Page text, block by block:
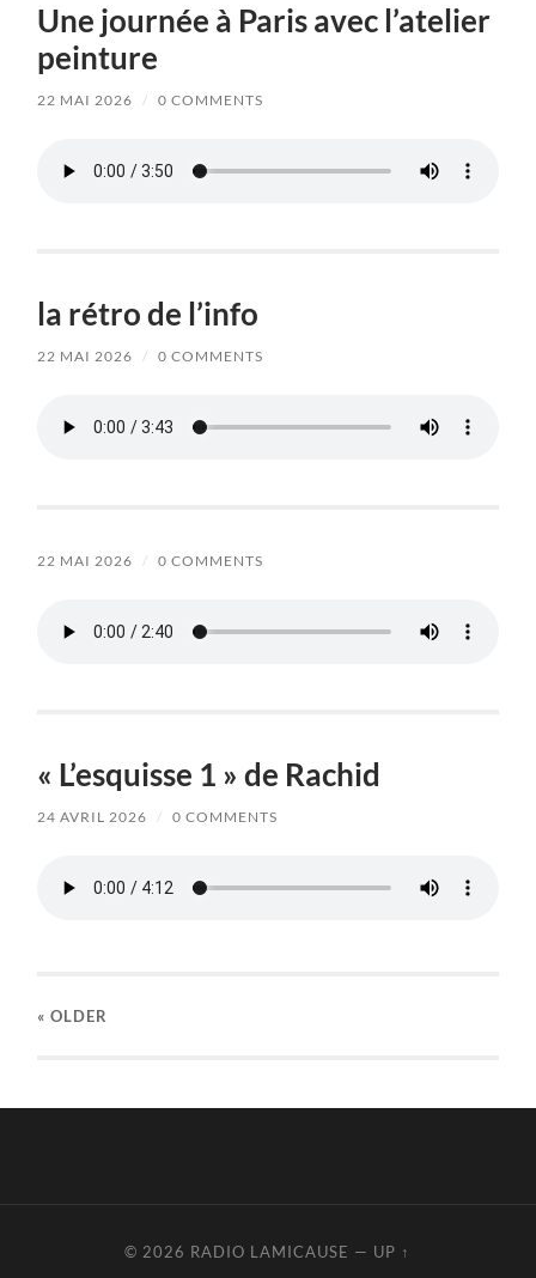
Une journée à Paris avec l’atelier
peinture
22 MAI 2026 / 0 COMMENTS
la rétro de l’info
22 MAI 2026 / 0 COMMENTS
22 MAI 2026 / 0 COMMENTS
« L’esquisse 1 » de Rachid
24 AVRIL 2026 / 0 COMMENTS
« OLDER
© 2026 RADIO LAMICAUSE — UP ↑